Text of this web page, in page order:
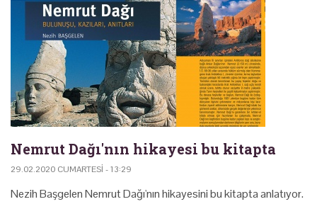
Nemrut Dağı'nın hikayesi bu kitapta
29.02.2020 CUMARTESI - 13:29
Nezih Başgelen Nemrut Dağı'nın hikayesini bu kitapta anlatıyor.